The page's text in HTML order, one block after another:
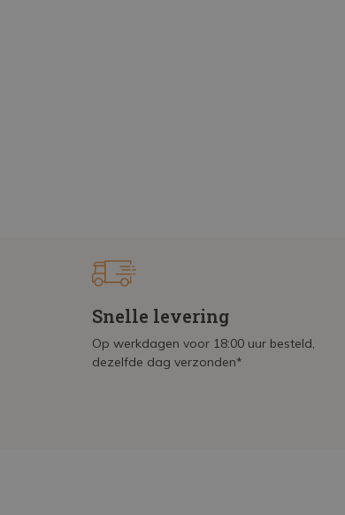
Snelle levering
Op werkdagen voor 18:00 uur besteld,
dezelfde dag verzonden*